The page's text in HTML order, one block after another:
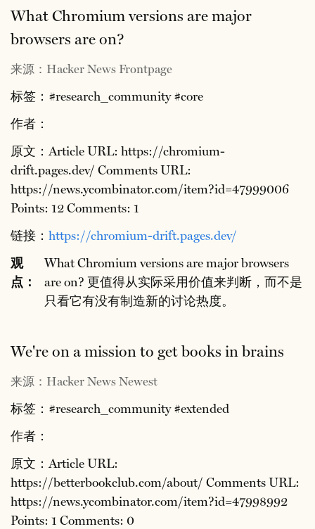
What Chromium versions are major
browsers are on?
来源：Hacker News Frontpage
标签：#research_community #core
作者：
原文：Article URL: https://chromium-
drift.pages.dev/ Comments URL:
https://news.ycombinator.com/item?id=47999006
Points: 12 Comments: 1
链接： https://chromium-drift.pages.dev/
观
点：
What Chromium versions are major browsers
are on? 更值得从实际采用价值来判断，而不是
只看它有没有制造新的讨论热度。
We're on a mission to get books in brains
来源：Hacker News Newest
标签：#research_community #extended
作者：
原文：Article URL:
https://betterbookclub.com/about/ Comments URL:
https://news.ycombinator.com/item?id=47998992
Points: 1 Comments: 0